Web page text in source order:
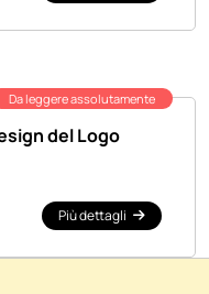
Da leggere assolutamente
del Logo
Più dettagli